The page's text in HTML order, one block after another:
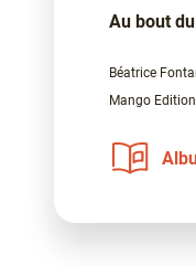
Au bout
Béatrice
Mango